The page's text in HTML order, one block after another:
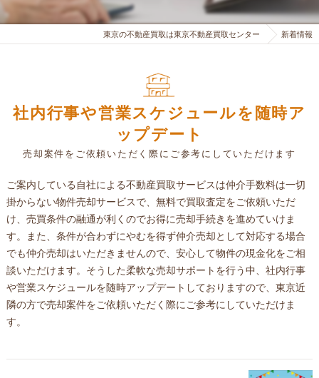
東京の不動産買取は東京不動産買取センター 新着情報
社内行事や営業スケジュールを随時ア
ップデート
売却案件をご依頼いただく際にご参考にしていただけます
ご案内している自社による不動産買取サービスは仲介手数料は一切
掛からない物件売却サービスで、無料で買取査定をご依頼いただ
け、売買条件の融通が利くのでお得に売却手続きを進めていけま
す。また、条件が合わずにやむを得ず仲介売却として対応する場合
でも仲介売却はいただきませんので、安心して物件の現金化をご相
談いただけます。そうした柔軟な売却サポートを行う中、社内行事
や営業スケジュールを随時アップデートしておりますので、東京近
隣の方で売却案件をご依頼いただく際にご参考にしていただけま
す。